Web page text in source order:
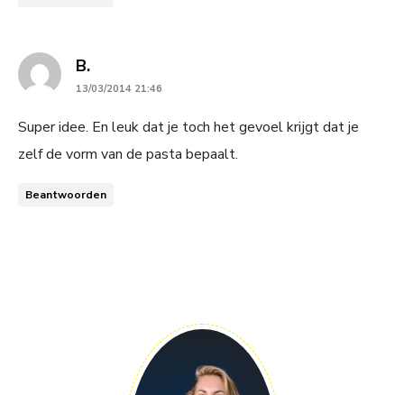
B.says:
13/03/2014 21:46
Super idee. En leuk dat je toch het gevoel krijgt dat je
zelf de vorm van de pasta bepaalt.
Beantwoorden